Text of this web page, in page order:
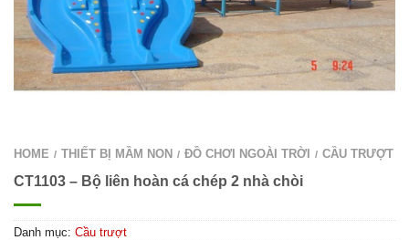
HOME / THIẾT BỊ MẦM NON / ĐỒ CHƠI NGOÀI TRỜI / CẦU TRƯỢT
CT1103 – Bộ liên hoàn cá chép 2 nhà chòi
Danh mục: Cầu trượt